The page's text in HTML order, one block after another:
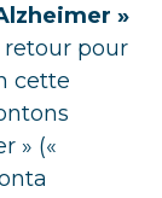
»
pour
cette
» («